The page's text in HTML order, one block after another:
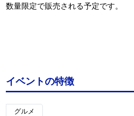
数量限定で販売される予定です。
イベントの特徴
グルメ